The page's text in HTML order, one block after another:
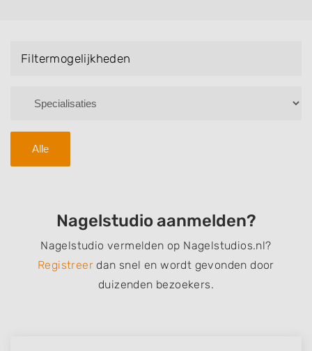
Filtermogelijkheden
Alle
Nagelstudio aanmelden?
Nagelstudio vermelden op Nagelstudios.nl?
Registreer dan snel en wordt gevonden door
duizenden bezoekers.